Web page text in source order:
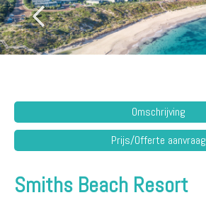
Omschrijving
Prijs/Offerte aanvraag
Smiths Beach Resort